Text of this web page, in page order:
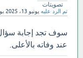
تصويتات
تم الرد عليه يونيو 13، 2025
سوف تجد إجابة
عند وفاته بالأعلى.